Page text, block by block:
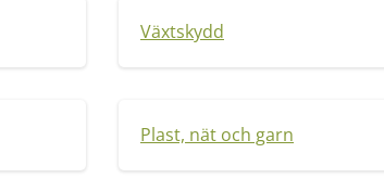
Växtskydd
Plast, nät och garn